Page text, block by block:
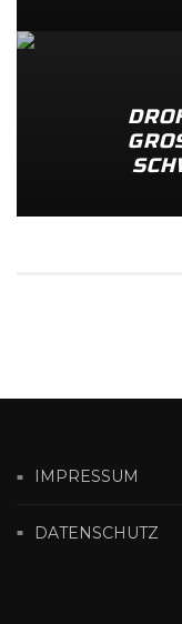
IMPRESSUM
DATENSCHUTZ